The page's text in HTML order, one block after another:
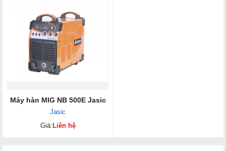
Máy hàn MIG NB 5​00E Jasic
Jasic
Giá: Liên hệ